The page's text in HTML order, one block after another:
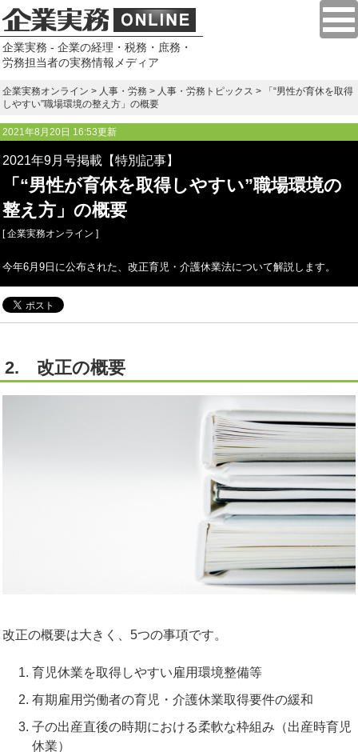
企業実務 - 企業の経理・税務・庶務・
労務担当者の実務情報メディア
企業実務オンライン > 人事・労務 > 人事・労務トピックス > 「“男性が育休を取得
しやすい”職場環境の整え方」の概要
2021年8月20日 16:53更新
2021年9月号掲載【特別記事】
「“男性が育休を取得しやすい”職場環境の
整え方」の概要
[ 企業実務オンライン ]
今年6月9日に公布された、改正育児・介護休業法について解説します。
2. 改正の概要
改正の概要は大きく、5つの事項です。
育児休業を取得しやすい雇用環境整備等
有期雇用労働者の育児・介護休業取得要件の緩和
子の出産直後の時期における柔軟な枠組み（出産時育児
休業）